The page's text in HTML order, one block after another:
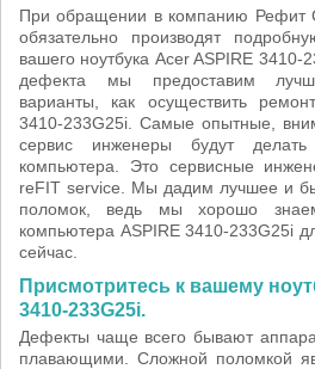
При обращении в компанию Рефит
обязательно производят
вашего ноутбука Acer ASPIRE 3410-
дефекта мы предоставим
варианты, как осуществить
3410-233G25i. Самые опытные,
сервис инженеры будут
компьютера. Это сервисные
reFIT service. Мы дадим лучшее и
поломок, ведь мы хорошо
компьютера ASPIRE 3410-233G25i
сейчас.
Присмотритесь к вашему
3410-233G25i.
Дефекты чаще всего бывают
плавающими. Сложной поломкой